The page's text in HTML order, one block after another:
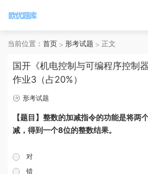
当前位置： 首页 形考试题 正文
国开《机电控制与可编程序控制
作业3（占20%）
形考试题
【题目】整数的加减指令的功能是将两
减，得到一个8位的整数结果。
对
错